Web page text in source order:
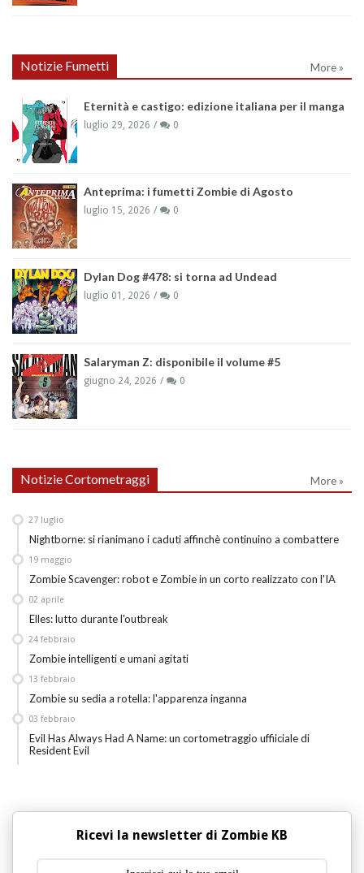
Notizie Fumetti More »
Eternità e castigo: edizione italiana per il manga
luglio 29, 2026 0
Anteprima: i fumetti Zombie di Agosto
luglio 15, 2026 0
Dylan Dog #478: si torna ad Undead
luglio 01, 2026 0
Salaryman Z: disponibile il volume #5
giugno 24, 2026 0
Notizie Cortometraggi More »
Nightborne: si rianimano i caduti affinchè continuino a combattere
27 luglio
Zombie Scavenger: robot e Zombie in un corto realizzato con l'IA
19 maggio
Elles: lutto durante l'outbreak
02 aprile
Zombie intelligenti e umani agitati
24 febbraio
Zombie su sedia a rotella: l'apparenza inganna
13 febbraio
Evil Has Always Had A Name: un cortometraggio uffiiciale di
Resident Evil
03 febbraio
Ricevi la newsletter di Zombie KB